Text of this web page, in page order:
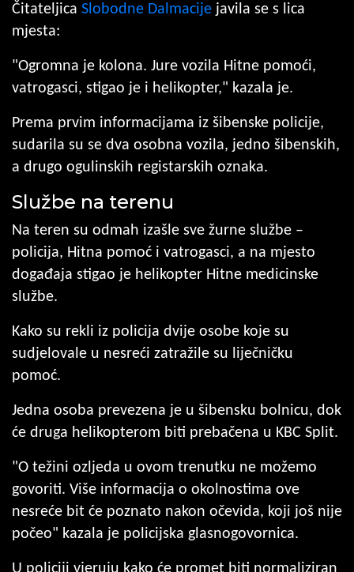
Čitateljica Slobodne Dalmacije javila se s lica
mjesta:
"Ogromna je kolona. Jure vozila Hitne pomoći,
vatrogasci, stigao je i helikopter," kazala je.
Prema prvim informacijama iz šibenske policije,
sudarila su se dva osobna vozila, jedno šibenskih,
a drugo ogulinskih registarskih oznaka.
Službe na terenu
Na teren su odmah izašle sve žurne službe –
policija, Hitna pomoć i vatrogasci, a na mjesto
događaja stigao je helikopter Hitne medicinske
službe.
Kako su rekli iz policija dvije osobe koje su
sudjelovale u nesreći zatražile su liječničku
pomoć.
Jedna osoba prevezena je u šibensku bolnicu, dok
će druga helikopterom biti prebačena u KBC Split.
"O težini ozljeda u ovom trenutku ne možemo
govoriti. Više informacija o okolnostima ove
nesreće bit će poznato nakon očevida, koji još nije
počeo" kazala je policijska glasnogovornica.
U policiji vjeruju kako će promet biti normaliziran